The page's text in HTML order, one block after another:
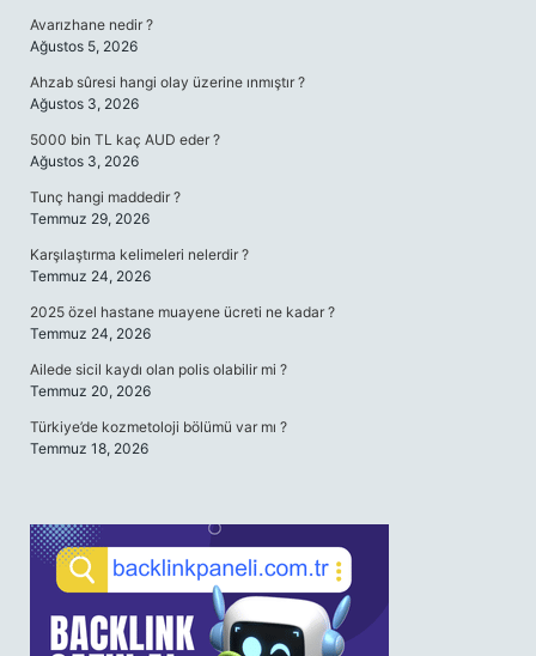
Avarızhane nedir ?
Ağustos 5, 2026
Ahzab sûresi hangi olay üzerine ınmıştır ?
Ağustos 3, 2026
5000 bin TL kaç AUD eder ?
Ağustos 3, 2026
Tunç hangi maddedir ?
Temmuz 29, 2026
Karşılaştırma kelimeleri nelerdir ?
Temmuz 24, 2026
2025 özel hastane muayene ücreti ne kadar ?
Temmuz 24, 2026
Ailede sicil kaydı olan polis olabilir mi ?
Temmuz 20, 2026
Türkiye’de kozmetoloji bölümü var mı ?
Temmuz 18, 2026